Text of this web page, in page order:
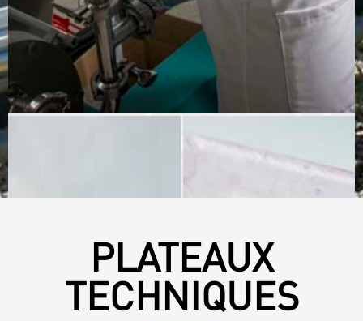
PLATEAUX
TECHNIQUES